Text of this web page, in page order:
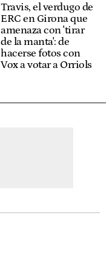
Travis, el verdugo de
ERC en Girona que
amenaza con 'tirar
de la manta': de
hacerse fotos con
Vox a votar a Orriols